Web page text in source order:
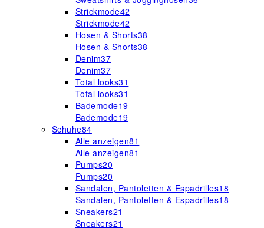
Strickmode42
Strickmode42
Hosen & Shorts38
Hosen & Shorts38
Denim37
Denim37
Total looks31
Total looks31
Bademode19
Bademode19
Schuhe84
Alle anzeigen81
Alle anzeigen81
Pumps20
Pumps20
Sandalen, Pantoletten & Espadrilles18
Sandalen, Pantoletten & Espadrilles18
Sneakers21
Sneakers21